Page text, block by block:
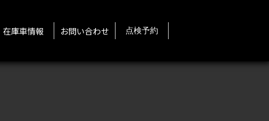
在庫車情報 お問い合わせ 点検予約